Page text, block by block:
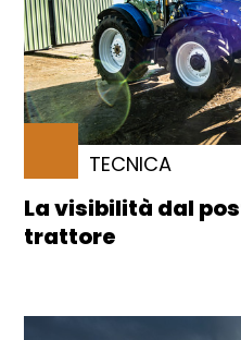
TECNICA
La visibilità dal
trattore